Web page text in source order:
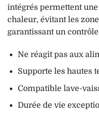
intégrés permettent
chaleur, évitant les
garantissant un
Ne réagit pas aux
Supporte les hautes
Compatible lave-
Durée de vie